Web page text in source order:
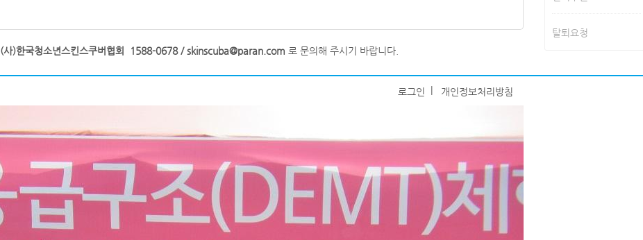
(사)한국청소년스킨스쿠버협회 1588-0678 / skinscuba@paran.com 로 문의해 주시기 바랍니다.
탈퇴요청
로그인 개인정보처리방침